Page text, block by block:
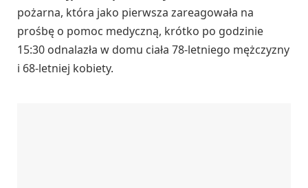
pożarna, która jako pierwsza zareagowała na
prośbę o pomoc medyczną, krótko po godzinie
15:30 odnalazła w domu ciała 78-letniego mężczyzny
i 68-letniej kobiety.